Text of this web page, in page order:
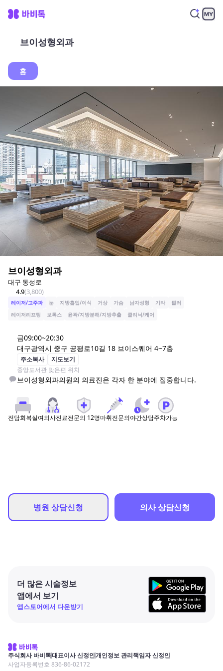
브이성형외과
홈
브이성형외과
대구 동성로
4.9(3,800)
레이저/고주파 눈 지방흡입/이식 거상 가슴 남자성형 기타
필러
레이저리프팅
보톡스 윤곽/지방분해/지방추출 클리닉/케어
금09:00~20:30
대구광역시 중구 공평로10길 18 브이스퀘어 4~7층
주소복사
지도보기
중앙도서관 맞은편 위치
전담회복실여의사진료전문의 12명마취전문의야간상담주차가능
병원 상담신청 의사 상담신청
더 많은 시술정보
앱에서 보기
앱스토어에서 다운받기
주식회사 바비톡대표이사 신정인개인정보 관리책임자 신정인
사업자등록번호 836-86-02172